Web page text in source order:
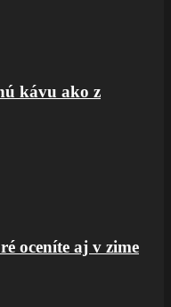
kávu ako z
oceníte aj v zime